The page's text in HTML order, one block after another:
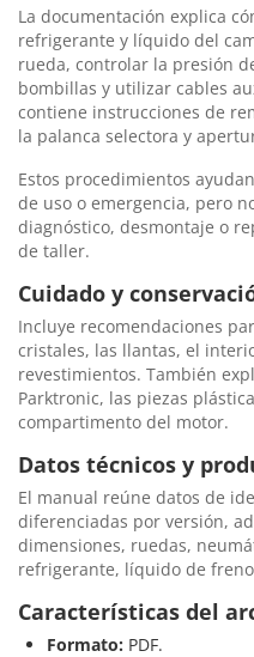
La documentación explica
refrigerante y líquido del
rueda, controlar la presión
bombillas y utilizar cables
contiene instrucciones de
la palanca selectora y
Estos procedimientos
de uso o emergencia, pero
diagnóstico, desmontaje o
de taller.
Cuidado y
Incluye recomendaciones
cristales, las llantas, el
revestimientos. También
Parktronic, las piezas
compartimento del motor.
Datos técnicos y
El manual reúne datos de
diferenciadas por versión,
dimensiones, ruedas,
refrigerante, líquido de
Características del
Formato: PDF.